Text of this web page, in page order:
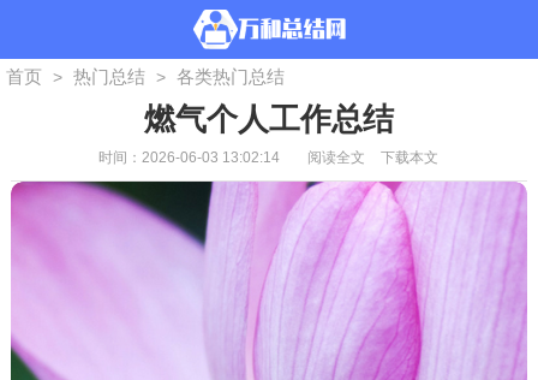
首页 > 热门总结 > 各类热门总结
燃气个人工作总结
时间：2026-06-03 13:02:14 阅读全文 下载本文